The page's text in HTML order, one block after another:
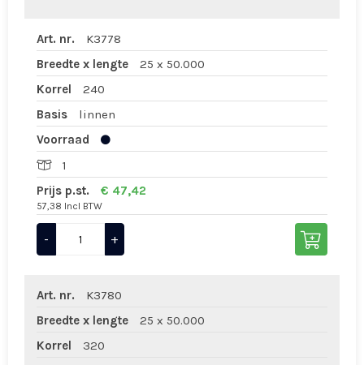
Art. nr.
K3778
Breedte x lengte
25 x 50.000
Korrel
240
Basis
linnen
Voorraad
1
Prijs p.st.
€ 47,42
57,38 Incl BTW
- +
Art. nr.
K3780
Breedte x lengte
25 x 50.000
Korrel
320